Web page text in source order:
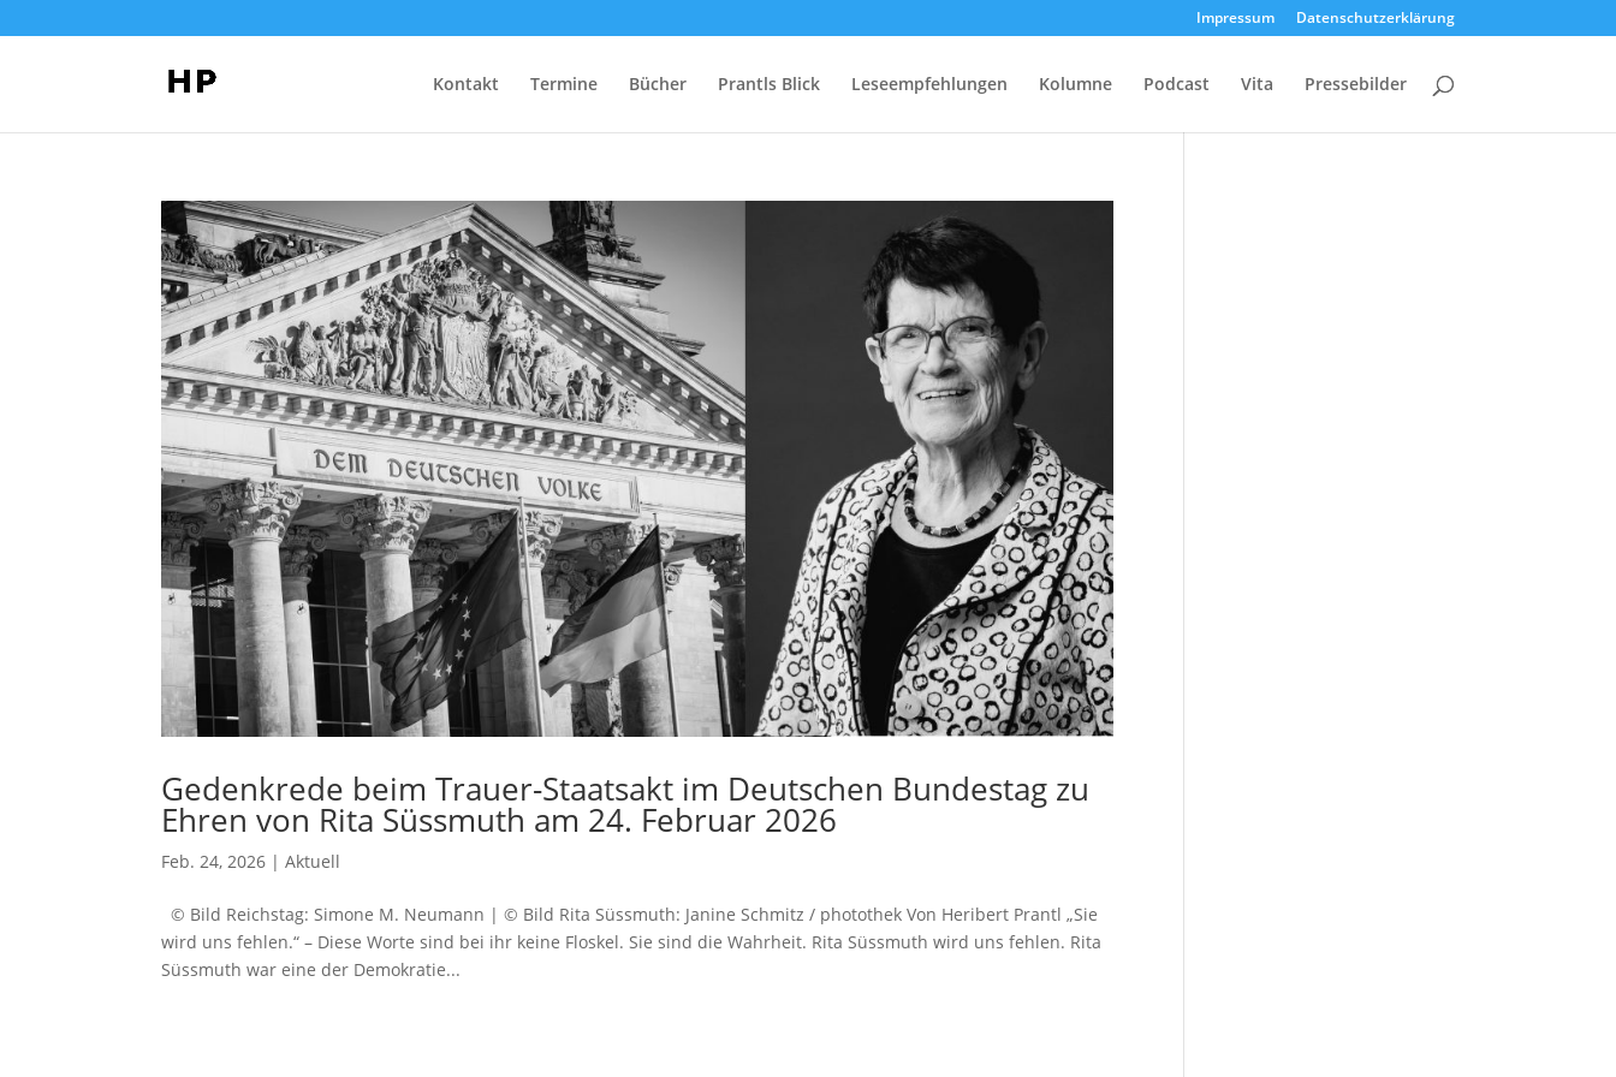
Impressum Datenschutzerklärung
Kontakt Termine Bücher Prantls Blick Leseempfehlungen Kolumne Podcast Vita Pressebilder
Gedenkrede beim Trauer-Staatsakt im Deutschen Bundestag zu
Ehren von Rita Süssmuth am 24. Februar 2026
Feb. 24, 2026 |Aktuell
© Bild Reichstag: Simone M. Neumann | © Bild Rita Süssmuth: Janine Schmitz / photothek Von Heribert Prantl „Sie
wird uns fehlen.“ – Diese Worte sind bei ihr keine Floskel. Sie sind die Wahrheit. Rita Süssmuth wird uns fehlen. Rita
Süssmuth war eine der Demokratie...